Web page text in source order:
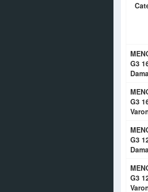
G3
G3
G3
G3